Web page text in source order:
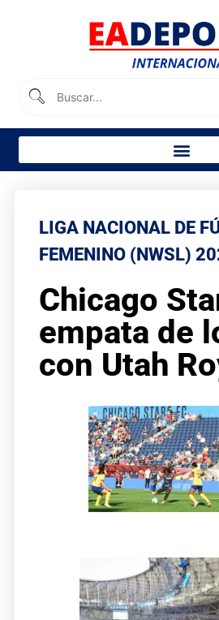
LIGA NACIONAL DE
FEMENINO (NWSL)
Chicago
empata de
con Utah